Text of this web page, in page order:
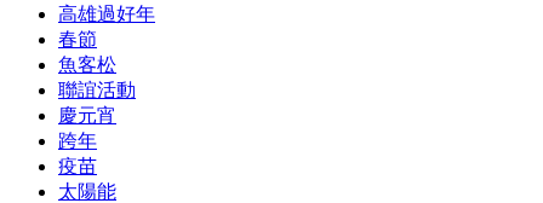
高雄過好年
春節
魚客松
聯誼活動
慶元宵
跨年
疫苗
太陽能